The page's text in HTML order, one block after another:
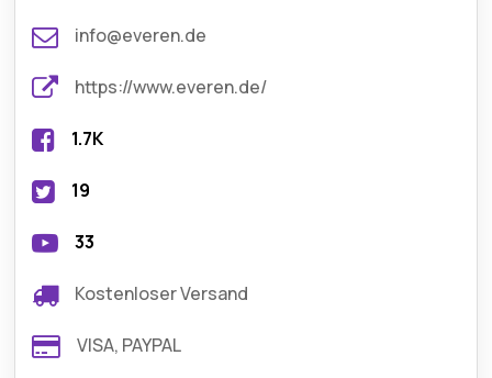
info@everen.de
https://www.everen.de/
1.7K
19
33
Kostenloser Versand
VISA, PAYPAL